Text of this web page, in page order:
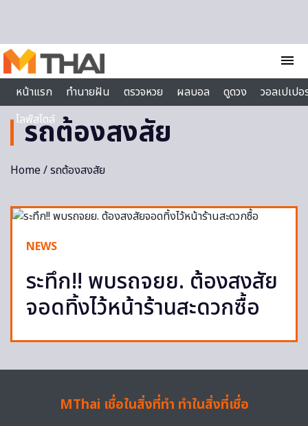
menu
หน้าแรก
ทำนายฝัน ตรวจหวย ผลบอล ดูดวง
วอลเปเป
ไลฟ์สไตล์
รถต้องสงสัย
Home/ รถต้องสงสัย
NEWS
ระทึก!! พบรถจยย. ต้องสงสัย
จอดทิ้งไว้หน้าร้านสะดวกซื้อ
MThai เชื่อในสิ่งที่ทำ ทำในสิ่งที่เชื่อ